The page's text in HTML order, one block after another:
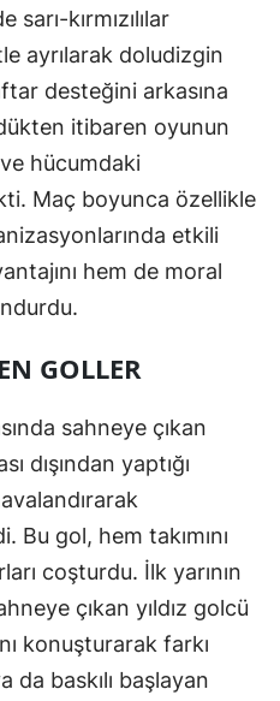
Edirne
Elazığ
Erzincan
Erzurum
Eskişehir
Gaziantep
Gümüşhane
Hatay
Isparta
Mersin
İstanbul
İzmir
kırmızılılar
ayrılarak doludizgin
desteğini arkasına
itibaren oyunun
hücumdaki
Maç boyunca özellikle
etkili
hem de moral
GOLLER
sahneye çıkan
dışından yaptığı
Bu gol, hem takımını
coşturdu. İlk yarının
çıkan yıldız golcü
konuşturarak farkı
da baskılı başlayan